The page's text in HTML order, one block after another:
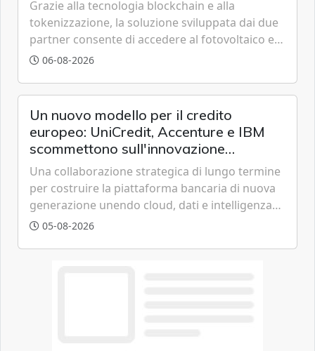
Grazie alla tecnologia blockchain e alla
tokenizzazione, la soluzione sviluppata dai due
partner consente di accedere al fotovoltaico e
all'eolico ottenendo risparmi diretti in bolletta,
06-08-2026
Un nuovo modello per il credito
europeo: UniCredit, Accenture e IBM
scommettono sull'innovazione
tecnologica
Una collaborazione strategica di lungo termine
per costruire la piattaforma bancaria di nuova
generazione unendo cloud, dati e intelligenza
artificiale.
05-08-2026